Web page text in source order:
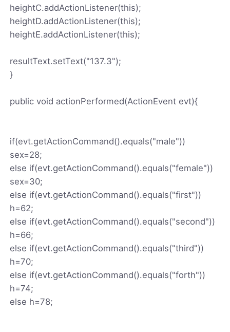
heightC.addActionListener(this);
heightD.addActionListener(this);
heightE.addActionListener(this);
resultText.setText("137.3");
}
public void actionPerformed(ActionEvent evt){
if(evt.getActionCommand().equals("male"))
sex=28;
else if(evt.getActionCommand().equals("female"))
sex=30;
else if(evt.getActionCommand().equals("first"))
h=62;
else if(evt.getActionCommand().equals("second"))
h=66;
else if(evt.getActionCommand().equals("third"))
h=70;
else if(evt.getActionCommand().equals("forth"))
h=74;
else h=78;